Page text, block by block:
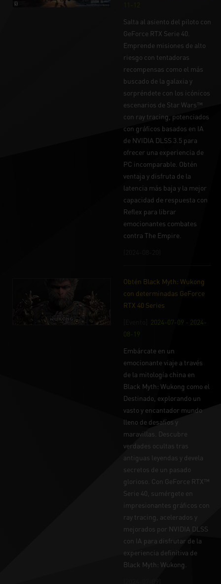
11-12
Salta al asiento del piloto con
GeForce RTX Serie 40.
Emprende misiones de alto
riesgo con tentadoras
recompensas como el más
buscado de la galaxia y
sorpréndete con los icónicos
escenarios de Star Wars™
con ray tracing, potenciados
con gráficos basados en IA
de NVIDIA DLSS 3.5 para
ofrecer una experiencia de
PC incomparable. Obtén
ventaja y disfruta de la
latencia más baja y la mejor
capacidad de respuesta con
Reflex para librar
emocionantes combates
contra The Empire.
Obtén Black Myth: Wukong
con determinadas GeForce
RTX 40 Series
2024-07-09 - 2024-
08-19
Embárcate en un
emocionante viaje a través
de la mitología china en
Black Myth: Wukong como el
Destinado, explorando un
vasto y encantador mundo
lleno de desafíos y
maravillas. Descubre
verdades ocultas tras
antiguas leyendas y devela
secretos de un pasado
glorioso. Con GeForce RTX™
Serie 40, sumérgete en
impresionantes gráficos con
ray tracing, acelerados y
mejorados por NVIDIA DLSS
con IA para disfrutar de la
experiencia definitiva de
Black Myth: Wukong.